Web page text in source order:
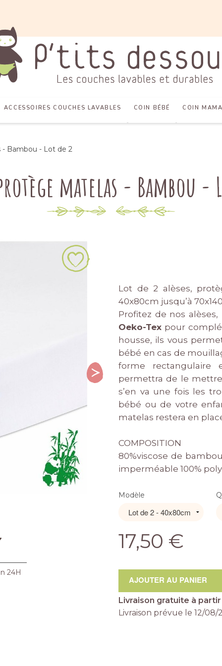
ACCESSOIRES COUCHES LAVABLES COIN BÉBÉ COIN
Bambou - Lot de 2
matelas - Bambou -
24H
Lot de 2 alèses,
40x80cm jusqu’à
Profitez de nos
Oeko-Tex pour
housse, ils vous
bébé en cas de
forme
permettra de le
s’en va une fois les
bébé ou de votre
matelas restera en
COMPOSITION
80%viscose de
imperméable 100%
Modèle
17,50 €
AJOUTER AU PANIER
Livraison gratuite à
Livraison prévue le 12/08/